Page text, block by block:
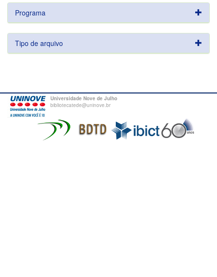
Programa
Tipo de arquivo
Universidade Nove de Julho
bibliotecatede@uninove.br